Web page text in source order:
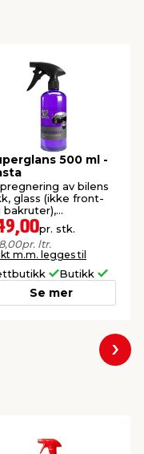
500 ml -
av bilens
glass (ikke front-
bakruter),
støtfangere
lignende.pr. stk.
pr. ltr.
m.m. legges til
Butikk
Se mer